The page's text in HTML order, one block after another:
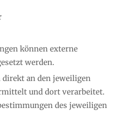
können externe
werden.
direkt an den jeweiligen
und dort verarbeitet.
des jeweiligen